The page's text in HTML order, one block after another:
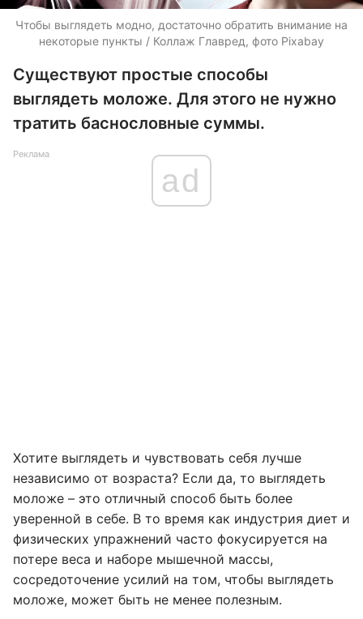
Чтобы выглядеть модно, достаточно обратить внимание на
некоторые пункты / Коллаж Главред, фото Pixabay
Существуют простые способы
выглядеть моложе. Для этого не нужно
тратить баснословные суммы.
Реклама
ad
Хотите выглядеть и чувствовать себя лучше
независимо от возраста? Если да, то выглядеть
моложе – это отличный способ быть более
уверенной в себе. В то время как индустрия диет и
физических упражнений часто фокусируется на
потере веса и наборе мышечной массы,
сосредоточение усилий на том, чтобы выглядеть
моложе, может быть не менее полезным.